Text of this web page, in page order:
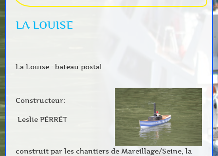
LA LOUISE
La Louise : bateau postal
Constructeur:
Leslie PERRET
construit par les chantiers de Mareillage/Seine, la